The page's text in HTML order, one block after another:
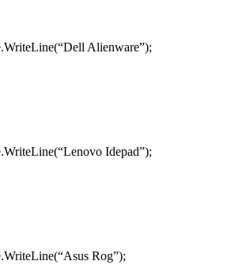
Alienware”);
Idepad”);
Rog”);